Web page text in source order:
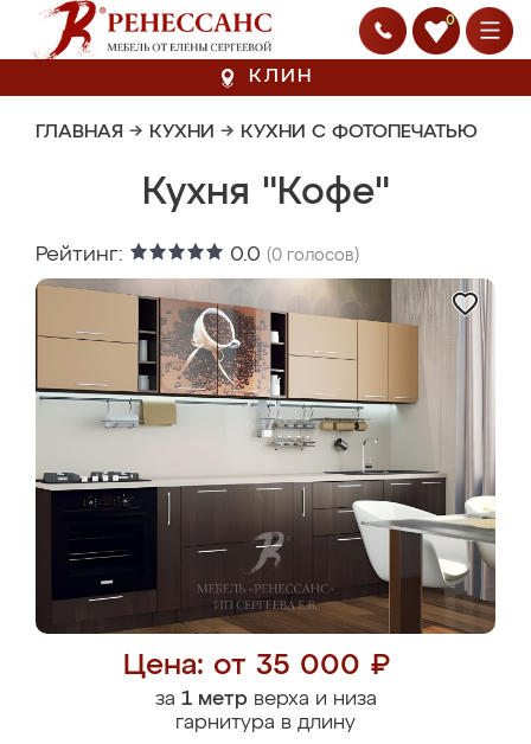
0
КЛИН
ГЛАВНАЯ → КУХНИ → КУХНИ С ФОТОПЕЧАТЬЮ
Кухня "Кофе"
Рейтинг: 0.0 (0 голосов)
Цена: от 35 000 ₽
за 1 метрверха и низа
гарнитура в длину